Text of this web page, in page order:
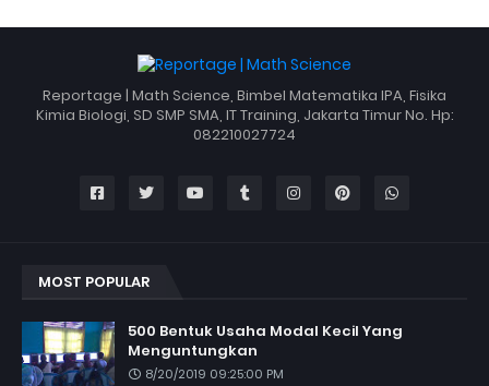
Reportage | Math Science, Bimbel Matematika IPA, Fisika
Kimia Biologi, SD SMP SMA, IT Training, Jakarta Timur No. Hp:
082210027724
MOST POPULAR
500 Bentuk Usaha Modal Kecil Yang
Menguntungkan
8/20/2019 09:25:00 PM